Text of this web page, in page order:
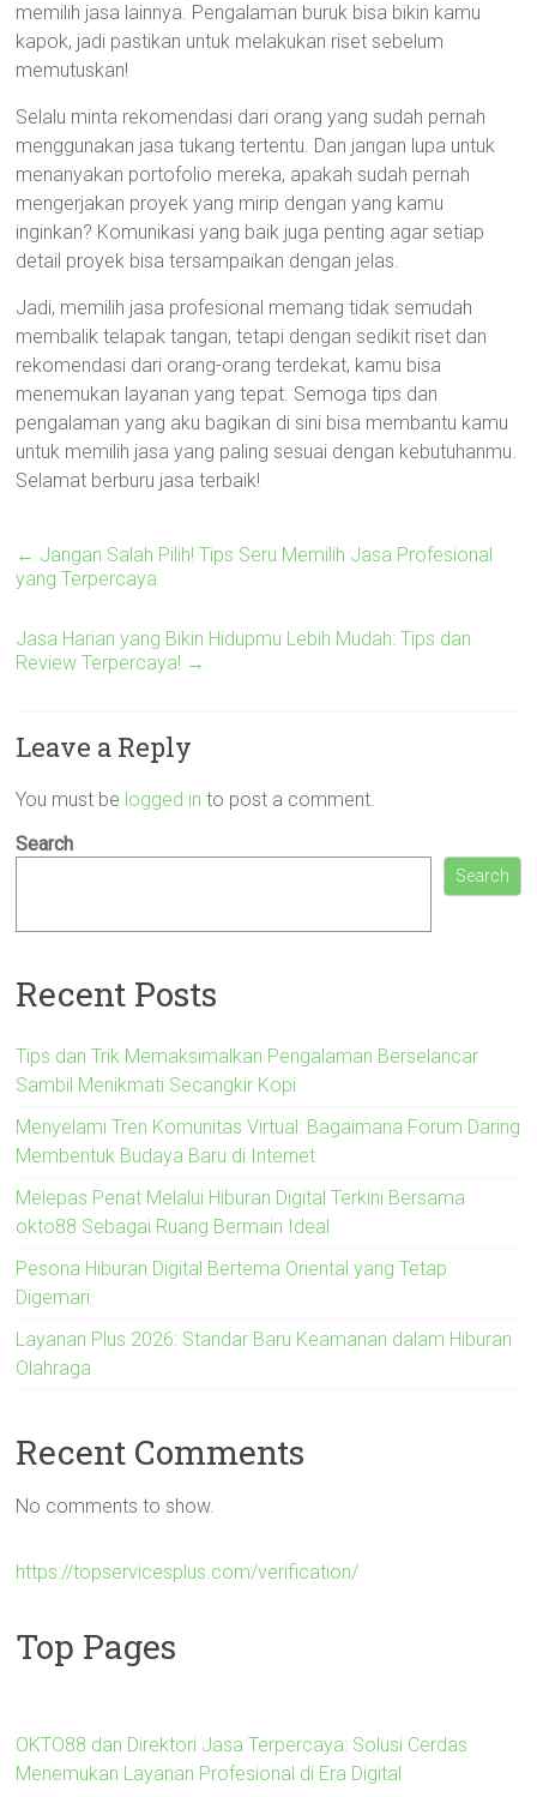
memilih jasa lainnya. Pengalaman buruk bisa bikin kamu
kapok, jadi pastikan untuk melakukan riset sebelum
memutuskan!
Selalu minta rekomendasi dari orang yang sudah pernah
menggunakan jasa tukang tertentu. Dan jangan lupa untuk
menanyakan portofolio mereka, apakah sudah pernah
mengerjakan proyek yang mirip dengan yang kamu
inginkan? Komunikasi yang baik juga penting agar setiap
detail proyek bisa tersampaikan dengan jelas.
Jadi, memilih jasa profesional memang tidak semudah
membalik telapak tangan, tetapi dengan sedikit riset dan
rekomendasi dari orang-orang terdekat, kamu bisa
menemukan layanan yang tepat. Semoga tips dan
pengalaman yang aku bagikan di sini bisa membantu kamu
untuk memilih jasa yang paling sesuai dengan kebutuhanmu.
Selamat berburu jasa terbaik!
← Jangan Salah Pilih! Tips Seru Memilih Jasa Profesional
yang Terpercaya
Jasa Harian yang Bikin Hidupmu Lebih Mudah: Tips dan
Review Terpercaya! →
Leave a Reply
You must be logged in to post a comment.
Search
Search
Recent Posts
Tips dan Trik Memaksimalkan Pengalaman Berselancar
Sambil Menikmati Secangkir Kopi
Menyelami Tren Komunitas Virtual: Bagaimana Forum Daring
Membentuk Budaya Baru di Internet
Melepas Penat Melalui Hiburan Digital Terkini Bersama
okto88 Sebagai Ruang Bermain Ideal
Pesona Hiburan Digital Bertema Oriental yang Tetap
Digemari
Layanan Plus 2026: Standar Baru Keamanan dalam Hiburan
Olahraga
Recent Comments
No comments to show.
https://topservicesplus.com/verification/
Top Pages
OKTO88 dan Direktori Jasa Terpercaya: Solusi Cerdas
Menemukan Layanan Profesional di Era Digital